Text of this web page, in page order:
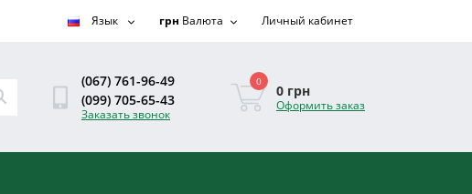
Язык грн Валюта Личный кабинет
(067) 761-96-49
(099) 705-65-43
Заказать звонок
0
0 грн
Оформить заказ